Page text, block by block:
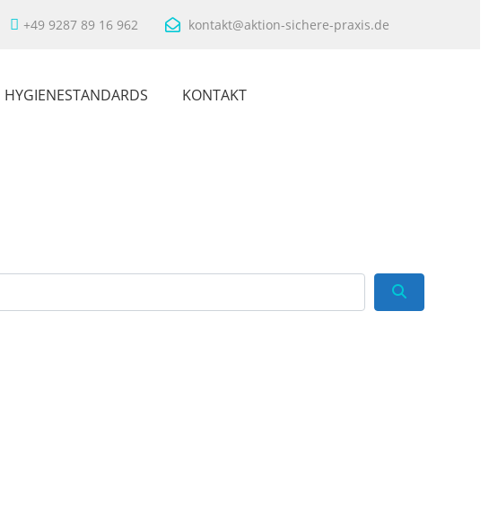
+49 9287 89 16 962 kontakt@aktion-sichere-praxis.de
HYGIENESTANDARDS KONTAKT
Suchen